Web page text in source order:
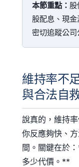
本節重點：
股配息、現
密切追蹤公司
維持率不
與合法自
說真的，維持
你反應夠快、
間。關鍵在於
多少代價。**